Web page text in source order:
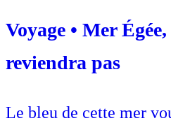
Voyage • Mer
reviendra pas
Le bleu de cette mer